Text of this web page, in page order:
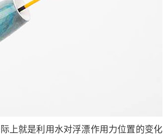
上就是利用水对浮漂作用力位置的变化